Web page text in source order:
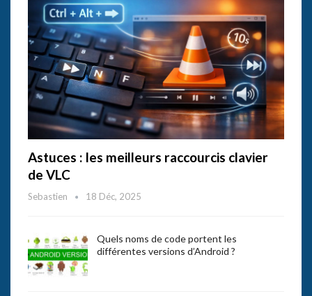
Astuces : les meilleurs raccourcis clavier
de VLC
Sebastien 18 Déc, 2025
Quels noms de code portent les
différentes versions d’Android ?